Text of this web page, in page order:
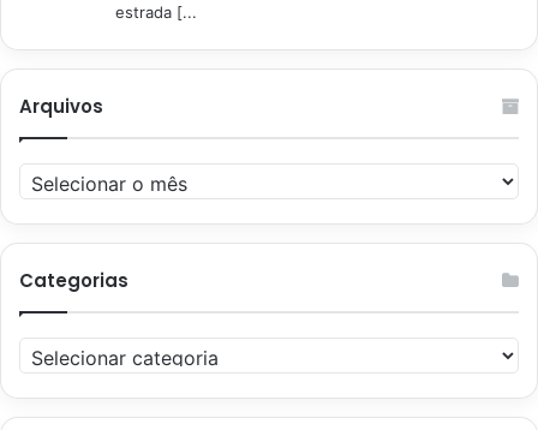
estrada [...
Arquivos
Arquivos
Categorias
Categorias